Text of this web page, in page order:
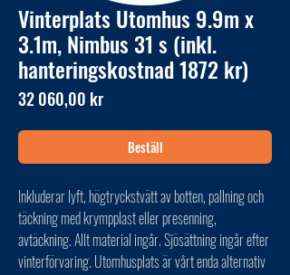
Vinterplats Utomhus 9.9m x
3.1m, Nimbus 31 s (inkl.
hanteringskostnad 1872 kr)
32 060,00 krPris
Beställ
Inkluderar lyft, högtryckstvätt av botten, pallning och
täckning med krympplast eller presenning,
avtäckning. Allt material ingår. Sjösättning ingår efter
vinterförvaring. Utomhusplats är vårt enda alternativ